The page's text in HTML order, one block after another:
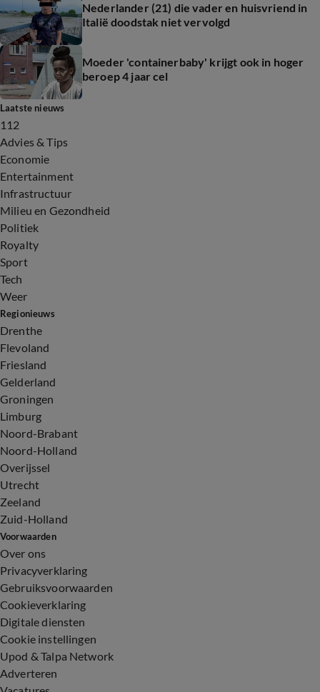
Nederlander (21) die vader en huisvriend in
Italië doodstak niet vervolgd
Moeder 'containerbaby' krijgt ook in hoger
beroep 4 jaar cel
Laatste nieuws
112
Advies & Tips
Economie
Entertainment
Infrastructuur
Milieu en Gezondheid
Politiek
Royalty
Sport
Tech
Weer
Regionieuws
Drenthe
Flevoland
Friesland
Gelderland
Groningen
Limburg
Noord-Brabant
Noord-Holland
Overijssel
Utrecht
Zeeland
Zuid-Holland
Voorwaarden
Over ons
Privacyverklaring
Gebruiksvoorwaarden
Cookieverklaring
Digitale diensten
Cookie instellingen
Upod & Talpa Network
Adverteren